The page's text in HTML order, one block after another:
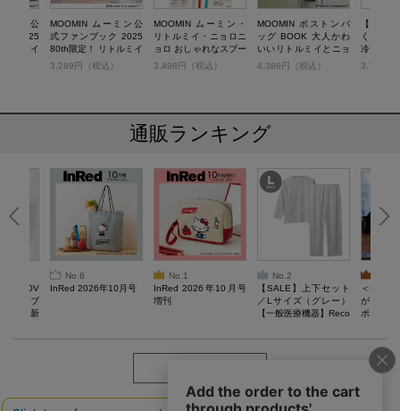
ミン公
ク 2025
ルミイ
MOOMIN ムーミン公
式ファンブック 2025
80th限定！ リトルミイ
BIGトートバッグ SPE
3,289円（税込）
MOOMIN ムーミン・
リトルミイ・ニョロニ
ョロ おしゃれなスプー
ン3本セット BOOK
3,498円（税込）
MOOMIN ボストンバ
ッグ BOOK 大人かわ
いいリトルミイとニョ
ロニョロ柄
4,389円（税込）
【SALE
くてた
冷ショッ
BOOK
3,729円
通販ランキング
LOV
ッチブ
毎日。新
No.6
InRed 2026年10月号
No.1
InRed 2026年10月号
増刊
No.2
【SALE】上下セット
／Lサイズ（グレー）
【一般医療機器】Reco
ウェア 長袖クルーネッ
＜SALE
がある
ポーチ